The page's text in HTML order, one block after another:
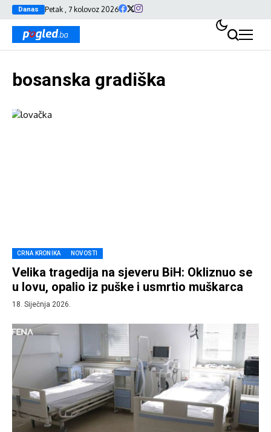
Danas Petak , 7 kolovoz 2026
bosanska gradiška
CRNA KRONIKA NOVOSTI
Velika tragedija na sjeveru BiH: Okliznuo se
u lovu, opalio iz puške i usmrtio muškarca
18. Siječnja 2026.